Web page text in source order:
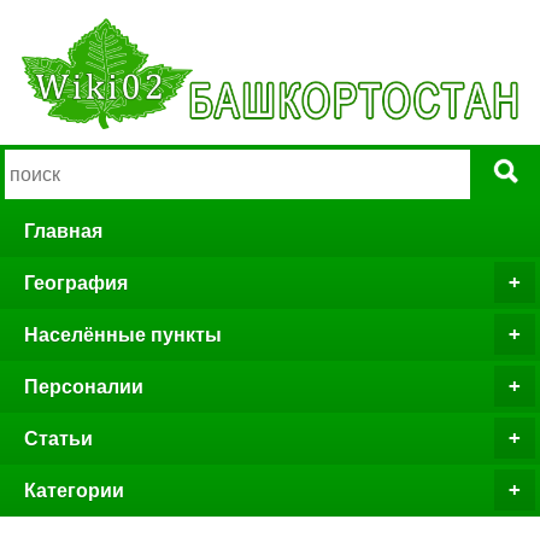
Главная
География
Населённые пункты
Персоналии
Статьи
Категории